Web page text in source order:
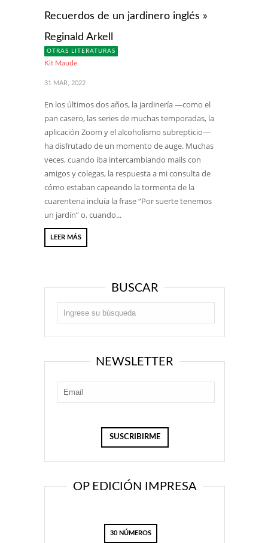
Recuerdos de un jardinero inglés »
Reginald Arkell
OTRAS LITERATURAS
Kit Maude
31 MAR, 2022
En los últimos dos años, la jardinería —como el
pan casero, las series de muchas temporadas, la
aplicación Zoom y el alcoholismo subrepticio—
ha disfrutado de un momento de auge. Muchas
veces, cuando iba intercambiando mails con
amigos y colegas, la respuesta a mi consulta de
cómo estaban capeando la tormenta de la
cuarentena incluía la frase “Por suerte tenemos
un jardín” o, cuando...
LEER MÁS
BUSCAR
NEWSLETTER
OP EDICIÓN IMPRESA
30 NÚMEROS